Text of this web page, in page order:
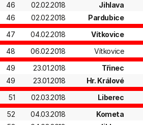
46
02.02.2018 Jihlava
46
02.02.2018 Pardubice
47
04.02.2018 Vítkovice
48
06.02.2018 Vítkovice
49
23.01.2018 Třinec
49
23.01.2018 Hr. Králové
51
02.03.2018 Liberec
52
04.03.2018 Kometa